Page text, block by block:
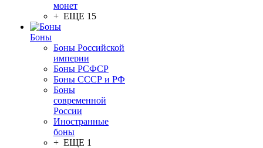
монет
+ ЕЩЕ 15
Боны
Боны Российской
империи
Боны РСФСР
Боны СССР и РФ
Боны
современной
России
Иностранные
боны
+ ЕЩЕ 1